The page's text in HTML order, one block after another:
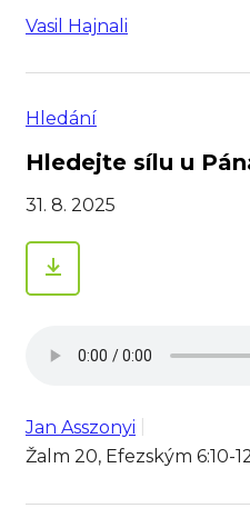
Vasil Hajnali
Hledání
Hledejte sílu u
31. 8. 2025
Jan Asszonyi
Žalm 20, Efezským 6:10-